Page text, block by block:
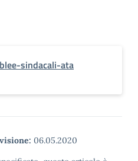
sindacali-ata
06.05.2020